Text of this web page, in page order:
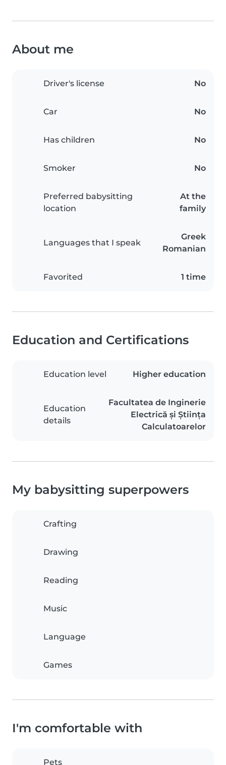
About me
Driver's license No
Car No
Has children No
Smoker No
Preferred babysitting
location
At the
family
Languages that I speak
Greek
Romanian
Favorited 1 time
Education and Certifications
Education level Higher education
Education
details
Facultatea de Inginerie
Electrică și Știința
Calculatoarelor
My babysitting superpowers
Crafting
Drawing
Reading
Music
Language
Games
I'm comfortable with
Pets